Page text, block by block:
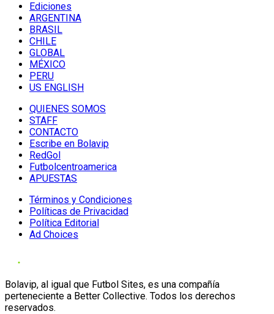
Ediciones
ARGENTINA
BRASIL
CHILE
GLOBAL
MÉXICO
PERU
US ENGLISH
QUIENES SOMOS
STAFF
CONTACTO
Escribe en Bolavip
RedGol
Futbolcentroamerica
APUESTAS
Términos y Condiciones
Políticas de Privacidad
Política Editorial
Ad Choices
Bolavip, al igual que Futbol Sites, es una compañía
perteneciente a Better Collective. Todos los derechos
reservados.